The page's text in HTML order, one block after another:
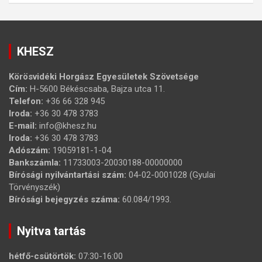
KHESZ
Körösvidéki Horgász Egyesületek Szövetsége
Cím: H-5600 Békéscsaba, Bajza utca 11.
Telefon: +36 66 328 945
Iroda: +36 30 478 3783
E-mail: info@khesz.hu
Iroda: +36 30 478 3783
Adószám: 19059181-1-04
Bankszámla: 11733003-20030188-00000000
Bírósági nyilvántartási szám: 04-02-0001028 (Gyulai
Törvényszék)
Bírósági bejegyzés száma: 60.084/1993.
Nyitva tartás
hétfő-csütörtök: 07:30-16:00